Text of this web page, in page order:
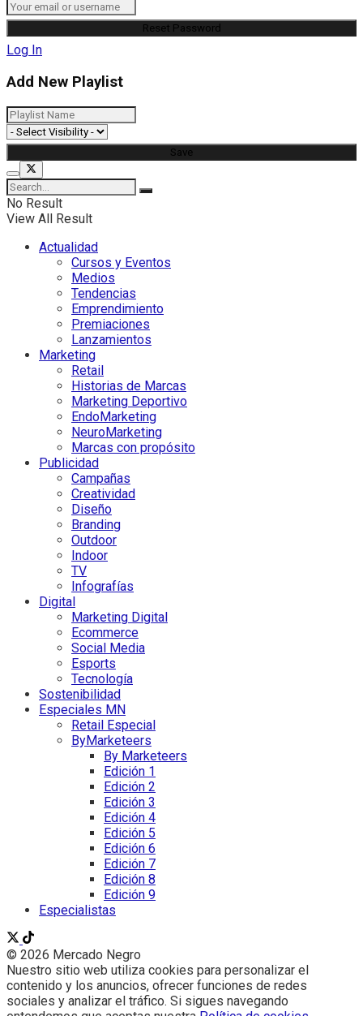
Log In
Add New Playlist
No Result
View All Result
Actualidad
Cursos y Eventos
Medios
Tendencias
Emprendimiento
Premiaciones
Lanzamientos
Marketing
Retail
Historias de Marcas
Marketing Deportivo
EndoMarketing
NeuroMarketing
Marcas con propósito
Publicidad
Campañas
Creatividad
Diseño
Branding
Outdoor
Indoor
TV
Infografías
Digital
Marketing Digital
Ecommerce
Social Media
Esports
Tecnología
Sostenibilidad
Especiales MN
Retail Especial
ByMarketeers
By Marketeers
Edición 1
Edición 2
Edición 3
Edición 4
Edición 5
Edición 6
Edición 7
Edición 8
Edición 9
Especialistas
© 2026 Mercado Negro
Nuestro sitio web utiliza cookies para personalizar el
contenido y los anuncios, ofrecer funciones de redes
sociales y analizar el tráfico. Si sigues navegando